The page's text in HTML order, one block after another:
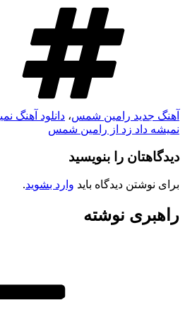
آهنگ جدید رامین شمس، دانلود آهنگ
نمیشه داد زد از رامین شمس
دیدگاهتان را بنویسید
برای نوشتن دیدگاه باید وارد بشوید.
راهبری نوشته